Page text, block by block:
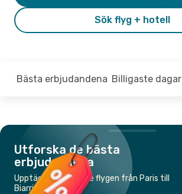
Sök flyg + hotell
Bästa erbjudandena Billigaste dagar
Utforska de bästa
erbjudandena
Upptäck de billigaste flygen från Paris till
Biarritz